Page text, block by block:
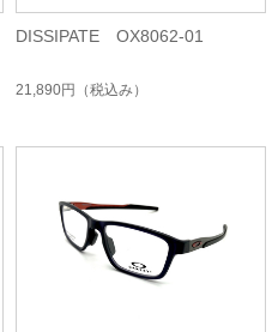
DISSIPATE OX8062-01
21,890円 （税込み）